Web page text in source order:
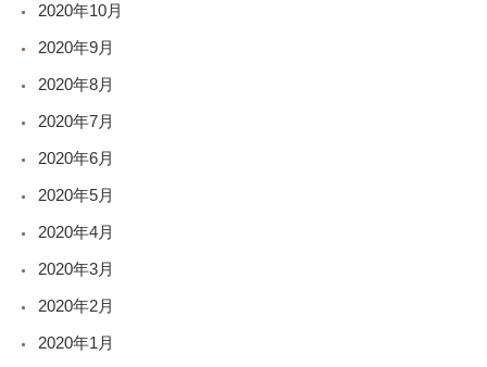
2020年10月
2020年9月
2020年8月
2020年7月
2020年6月
2020年5月
2020年4月
2020年3月
2020年2月
2020年1月